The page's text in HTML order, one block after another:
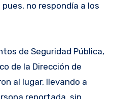
no respondía a los
de Seguridad Pública,
de la Dirección de
al lugar, llevando a